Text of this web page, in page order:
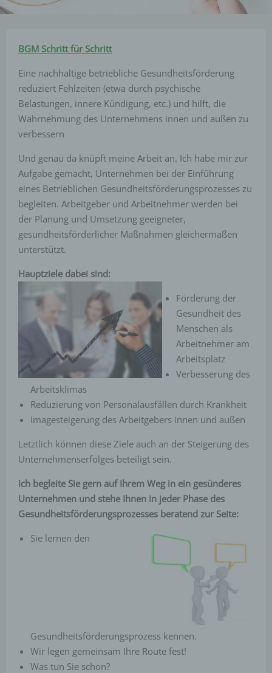
BGM Schritt für Schritt
Eine nachhaltige betriebliche Gesundheitsförderung
reduziert Fehlzeiten (etwa durch psychische
Belastungen, innere Kündigung, etc.) und hilft, die
Wahrnehmung des Unternehmens innen und außen zu
verbessern
Und genau da knüpft meine Arbeit an. Ich habe mir zur
Aufgabe gemacht, Unternehmen bei der Einführung
eines Betrieblichen Gesundheitsförderungsprozesses zu
begleiten. Arbeitgeber und Arbeitnehmer werden bei
der Planung und Umsetzung geeigneter,
gesundheitsförderlicher Maßnahmen gleichermaßen
unterstützt.
Hauptziele dabei sind:
Förderung der
Gesundheit des
Menschen als
Arbeitnehmer am
Arbeitsplatz
Verbesserung des
Arbeitsklimas
Reduzierung von Personalausfällen durch Krankheit
Imagesteigerung des Arbeitgebers innen und außen
Letztlich können diese Ziele auch an der Steigerung des
Unternehmenserfolges beteiligt sein.
Ich begleite Sie gern auf Ihrem Weg in ein gesünderes
Unternehmen und stehe Ihnen in jeder Phase des
Gesundheitsförderungsprozesses beratend zur Seite:
Sie lernen den
Gesundheitsförderungsprozess kennen.
Wir legen gemeinsam Ihre Route fest!
Was tun Sie schon?